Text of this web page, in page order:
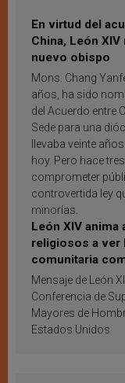
En virtud del
China, León
nuevo obispo
Mons. Chang
años, ha sido
del Acuerdo entre
Sede para una
llevaba veinte
hoy. Pero hace
comprometer
controvertida ley
minorías.
León XIV anima
religiosos a ver
comunitaria
inspiración y
Mensaje de León
Conferencia de
Mayores de
Estados Unidos